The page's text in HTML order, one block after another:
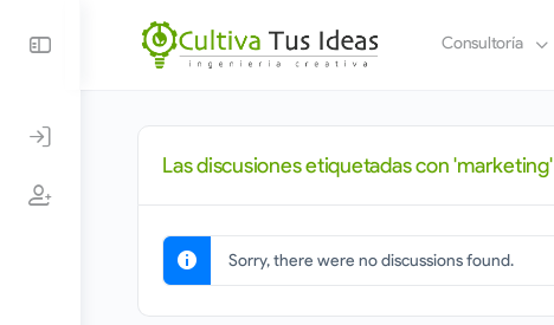
Consultoría
Las discusiones etiquetadas con 'marketing'
Sorry, there were no discussions found.